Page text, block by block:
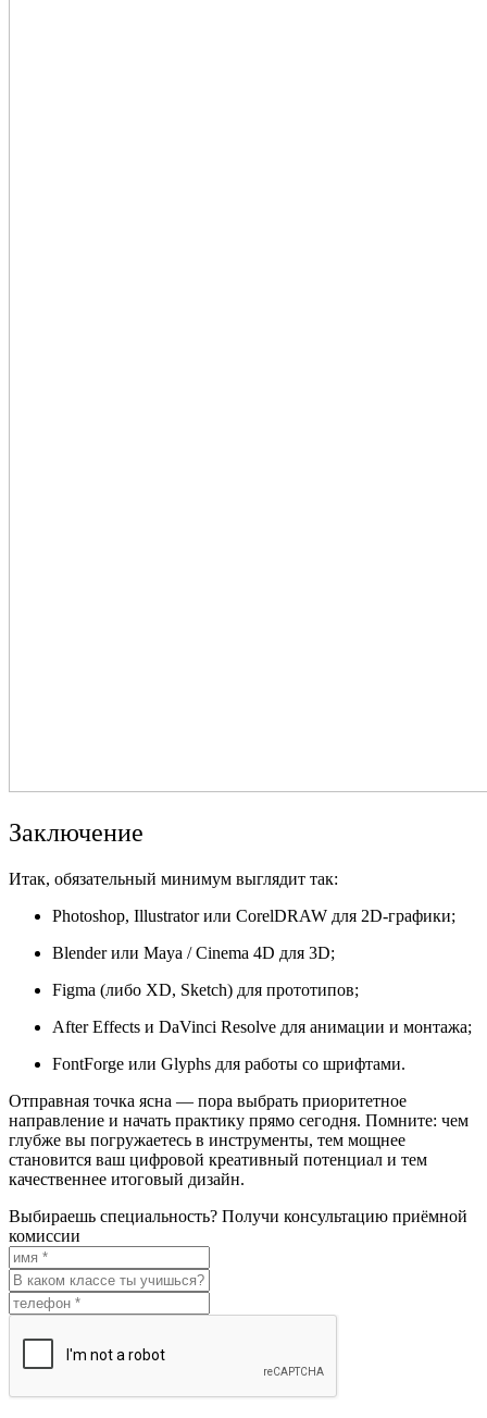
Заключение
Итак, обязательный минимум выглядит так:
Photoshop, Illustrator или CorelDRAW для 2D-графики;
Blender или Maya / Cinema 4D для 3D;
Figma (либо XD, Sketch) для прототипов;
After Effects и DaVinci Resolve для анимации и монтажа;
FontForge или Glyphs для работы со шрифтами.
Отправная точка ясна — пора выбрать приоритетное
направление и начать практику прямо сегодня. Помните: чем
глубже вы погружаетесь в инструменты, тем мощнее
становится ваш цифровой креативный потенциал и тем
качественнее итоговый дизайн.
Выбираешь специальность? Получи консультацию приёмной
комиссии